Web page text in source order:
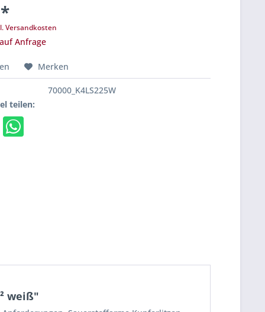
Versandkosten
Anfrage
Merken
70000_K4LS225W
teilen:
weiß"